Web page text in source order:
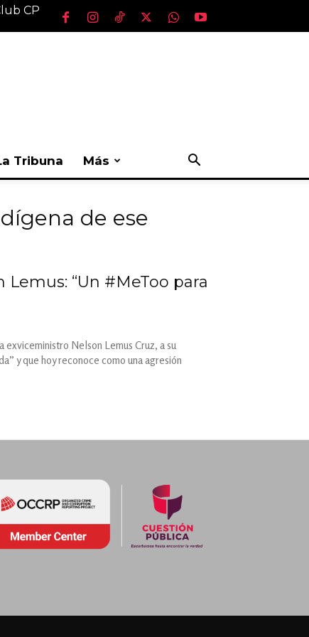
CP
Tribuna Más
de ese
“Un #MeToo para
Nelson Lemus Cruz, a su
y que hoy reconoce como una agresión